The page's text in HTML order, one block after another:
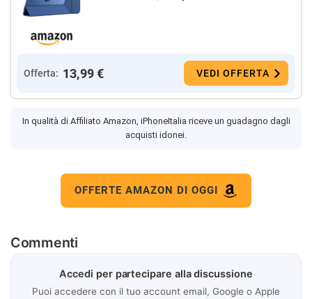
Offerta: 13,99 € VEDI OFFERTA
In qualità di Affiliato Amazon, iPhoneItalia riceve un guadagno dagli
acquisti idonei.
OFFERTE AMAZON DI OGGI
Commenti
Accedi per partecipare alla discussione
Puoi accedere con il tuo account email, Google o Apple